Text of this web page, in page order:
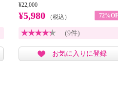
¥22,000
¥5,980 （税込）
(9件)
お気に入りに登録